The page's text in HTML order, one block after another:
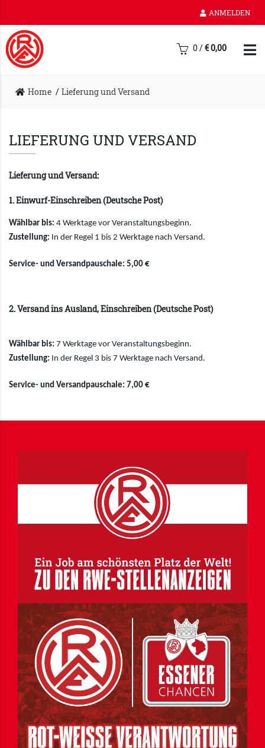
ANMELDEN
0/€0,00
Home Lieferung und Versand
LIEFERUNG UND VERSAND
Lieferung und Versand:
1. Einwurf-Einschreiben (Deutsche Post)
Wählbar bis: 4 Werktage vor Veranstaltungsbeginn.
Zustellung: In der Regel 1 bis 2 Werktage nach Versand.
Service- und Versandpauschale: 5,00 €
2. Versand ins Ausland, Einschreiben (Deutsche Post)
Wählbar bis: 7 Werktage vor Veranstaltungsbeginn.
Zustellung: In der Regel 3 bis 7 Werktage nach Versand.
Service- und Versandpauschale: 7,00 €